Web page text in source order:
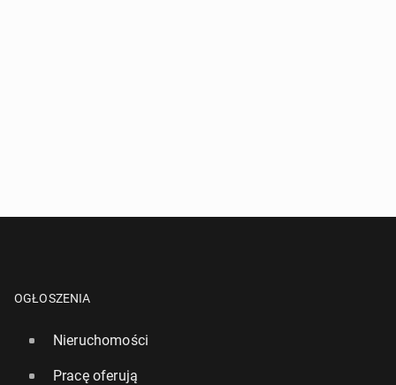
OGŁOSZENIA
Nieruchomości
Pracę oferują